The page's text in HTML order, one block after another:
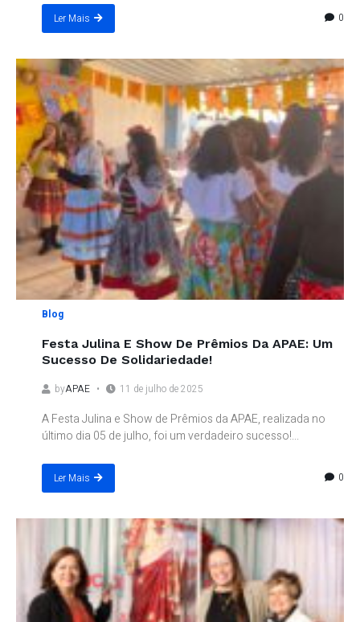
Ler Mais 0
Blog
Festa Julina E Show De Prêmios Da APAE: Um
Sucesso De Solidariedade!
byAPAE 11 de julho de 2025
A Festa Julina e Show de Prêmios da APAE, realizada no
último dia 05 de julho, foi um verdadeiro sucesso!...
Ler Mais 0